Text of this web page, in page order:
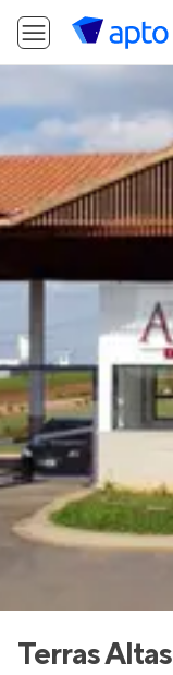
Terras Altas